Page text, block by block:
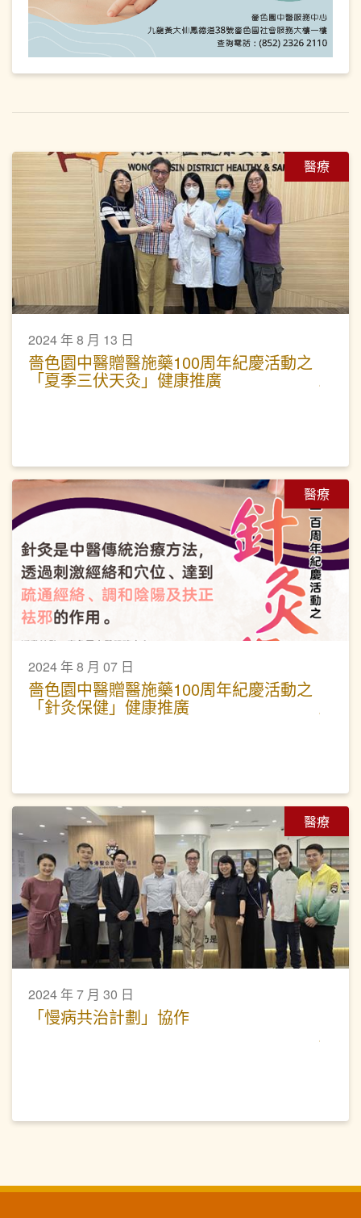
醫療
2024 年 8 月 13 日
嗇色園中醫贈醫施藥100周年紀慶活動之
「夏季三伏天灸」健康推廣
醫療
2024 年 8 月 07 日
嗇色園中醫贈醫施藥100周年紀慶活動之
「針灸保健」健康推廣
醫療
2024 年 7 月 30 日
「慢病共治計劃」協作